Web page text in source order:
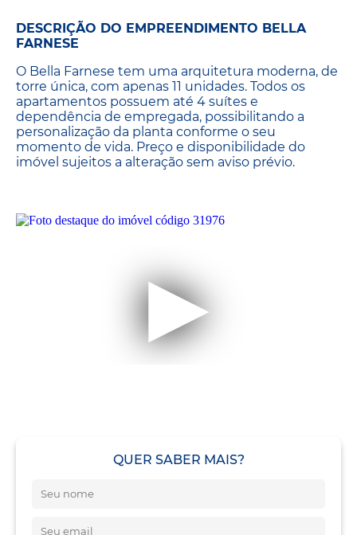
DESCRIÇÃO DO EMPREENDIMENTO BELLA
FARNESE
O Bella Farnese tem uma arquitetura moderna, de
torre única, com apenas 11 unidades. Todos os
apartamentos possuem até 4 suítes e
dependência de empregada, possibilitando a
personalização da planta conforme o seu
momento de vida. Preço e disponibilidade do
imóvel sujeitos a alteração sem aviso prévio.
QUER SABER MAIS?